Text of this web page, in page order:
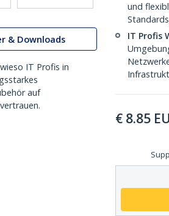
& Downloads
wieso IT Profis in
auf
und
IT Profis
€ 8.85